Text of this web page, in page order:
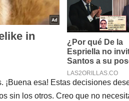
esa! Estas decisiones
sin los otros. Creo que no